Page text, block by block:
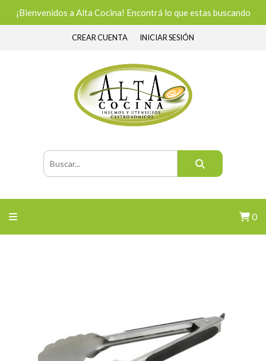
¡Bienvenidos a Alta Cocina! Encontrá lo que estas buscando
CREAR CUENTA INICIAR SESIÓN
0